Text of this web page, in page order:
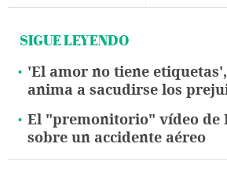
SIGUE LEYENDO
'El amor no tiene
anima a sacudirse los
El "premonitorio" vídeo de
sobre un accidente aéreo